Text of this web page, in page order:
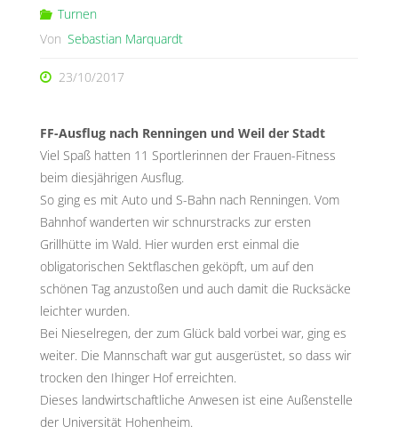
Turnen
Von Sebastian Marquardt
23/10/2017
FF-Ausflug nach Renningen und Weil der Stadt
Viel Spaß hatten 11 Sportlerinnen der Frauen-Fitness
beim diesjährigen Ausflug.
So ging es mit Auto und S-Bahn nach Renningen. Vom
Bahnhof wanderten wir schnurstracks zur ersten
Grillhütte im Wald. Hier wurden erst einmal die
obligatorischen Sektflaschen geköpft, um auf den
schönen Tag anzustoßen und auch damit die Rucksäcke
leichter wurden.
Bei Nieselregen, der zum Glück bald vorbei war, ging es
weiter. Die Mannschaft war gut ausgerüstet, so dass wir
trocken den Ihinger Hof erreichten.
Dieses landwirtschaftliche Anwesen ist eine Außenstelle
der Universität Hohenheim.